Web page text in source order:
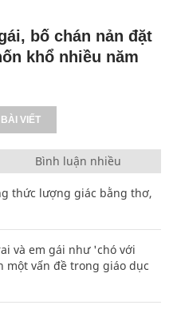
bố chán nản đặt
khổ nhiều năm
VIẾT
Bình luận nhiều
thức lượng giác bằng thơ,
và em gái như 'chó với
vấn đề trong giáo dục